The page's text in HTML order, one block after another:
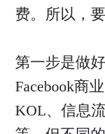
费。所以，
第一步是做
Facebook商
KOL、信息